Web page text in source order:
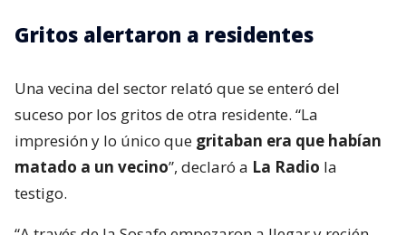
Gritos alertaron a residentes
Una vecina del sector relató que se enteró del
suceso por los gritos de otra residente. “La
impresión y lo único que gritaban era que habían
matado a un vecino”, declaró a La Radio la
testigo.